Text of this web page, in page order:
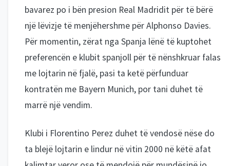
bavarez po i bën presion Real Madridit për të bërë
një lëvizje të menjëhershme për Alphonso Davies.
Për momentin, zërat nga Spanja lënë të kuptohet
preferencën e klubit spanjoll për të nënshkruar falas
me lojtarin në fjalë, pasi ta ketë përfunduar
kontratën me Bayern Munich, por tani duhet të
marrë një vendim.
Klubi i Florentino Perez duhet të vendosë nëse do
ta blejë lojtarin e lindur në vitin 2000 në këtë afat